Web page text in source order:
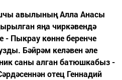
авылының Алла Анасы
яңа чиркәвендә
- Пыкрау көнне беренче
Бәйрәм келәвен әле
саны алган батюшкабыз -
отец Геннадий